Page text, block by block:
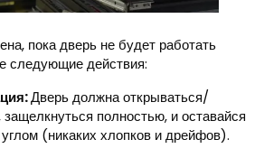
пока дверь не будет работать
следующие действия:
Дверь должна открываться/
полностью, и оставайся
(никаких хлопков и дрейфов).